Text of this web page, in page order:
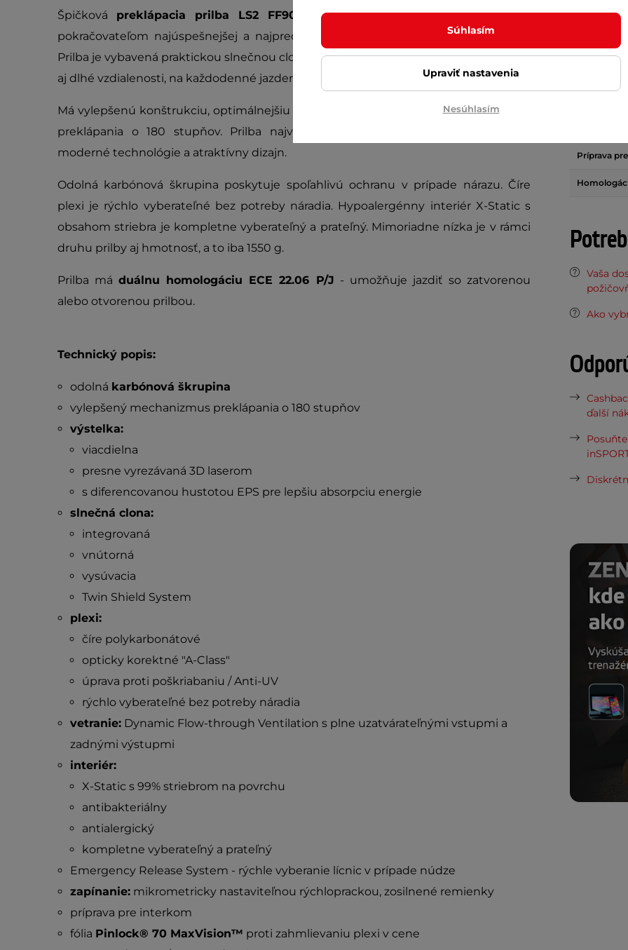
Špičková preklápacia prilba LS2 FF901 Advant X Carbonje zdokonaleným
pokračovateľom najúspešnejšej a najpredávanejšej prilby značky
LS2-Valiant II
Prilba je vybavená praktickou slnečnou clonou a je určená pre cestovanie na stredné
aj dlhé vzdialenosti, na každodenné jazdenie aj do mesta.
Má vylepšenú konštrukciu, optimálnejšiu ergonómiu a prepracovaný mechanizmus
preklápania o 180 stupňov. Prilba najvyššej triedy ponúka špičkové pohodlie,
moderné technológie a atraktívny dizajn.
Odolná karbónová škrupina poskytuje spoľahlivú ochranu v prípade nárazu. Číre
plexi je rýchlo vyberateľné bez potreby náradia. Hypoalergénny interiér X-Static s
obsahom striebra je kompletne vyberateľný a prateľný. Mimoriadne nízka je v rámci
druhu prilby aj hmotnosť, a to iba 1550 g.
Prilba máduálnu homologáciu ECE 22.06 P/J - umožňuje jazdiť so zatvorenou
alebo otvorenou prilbou.
Technický popis:
odolná karbónová škrupina
vylepšený mechanizmus preklápania o 180 stupňov
výstelka:
viacdielna
presne vyrezávaná 3D laserom
s diferencovanou hustotou EPS pre lepšiu absorpciu energie
slnečná clona:
integrovaná
vnútorná
vysúvacia
Twin Shield System
plexi:
číre polykarbonátové
opticky korektné "A-Class"
úprava proti poškriabaniu / Anti-UV
rýchlo vyberateľné bez potreby náradia
vetranie:Dynamic Flow-through Ventilation s plne uzatvárateľnými vstupmi a
zadnými výstupmi
interiér:
X-Static s 99% striebrom na povrchu
antibakteriálny
antialergický
kompletne vyberateľný a prateľný
Emergency Release System - rýchle vyberanie lícnic v prípade núdze
zapínanie:mikrometricky nastaviteľnou rýchloprackou, zosilnené remienky
príprava pre interkom
fólia Pinlock® 70 MaxVision™ proti zahmlievaniu plexi v cene
Hmotnosť
Slnečná
Materiál
Príprava
Vaša
Ako
ďalší
Súhlasím
Upraviť nastavenia
Nesúhlasím